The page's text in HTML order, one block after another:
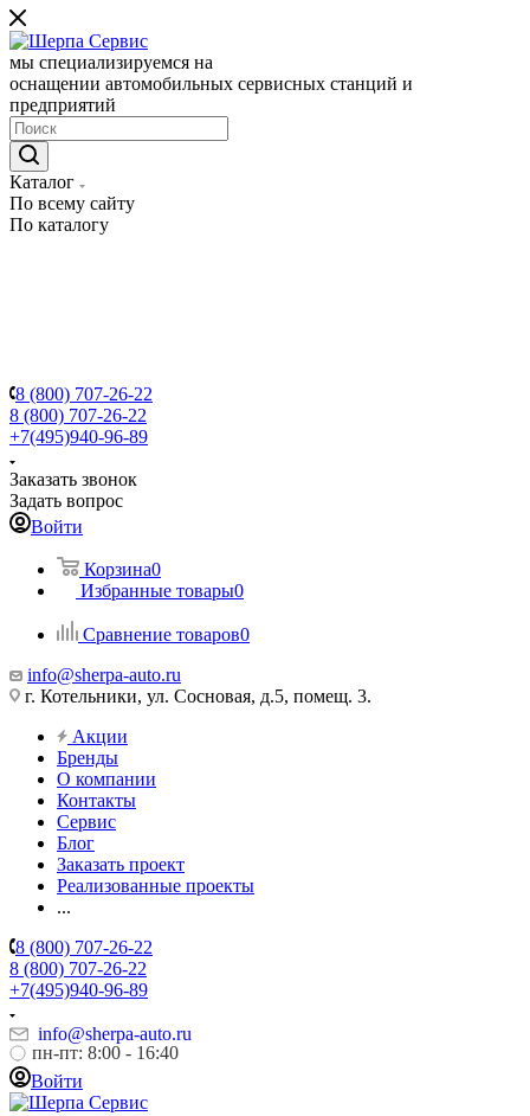
мы специализируемся на
оснащении автомобильных сервисных станций и
предприятий
Каталог
По всему сайту
По каталогу
8 (800) 707-26-22
8 (800) 707-26-22
+7(495)940-96-89
Заказать звонок
Задать вопрос
Войти
Корзина0
Избранные товары0
Сравнение товаров0
info@sherpa-auto.ru
г. Котельники, ул. Сосновая, д.5, помещ. 3.
Акции
Бренды
О компании
Контакты
Сервис
Блог
Заказать проект
Реализованные проекты
...
8 (800) 707-26-22
8 (800) 707-26-22
+7(495)940-96-89
info@sherpa-auto.ru
пн-пт: 8:00 - 16:40
Войти